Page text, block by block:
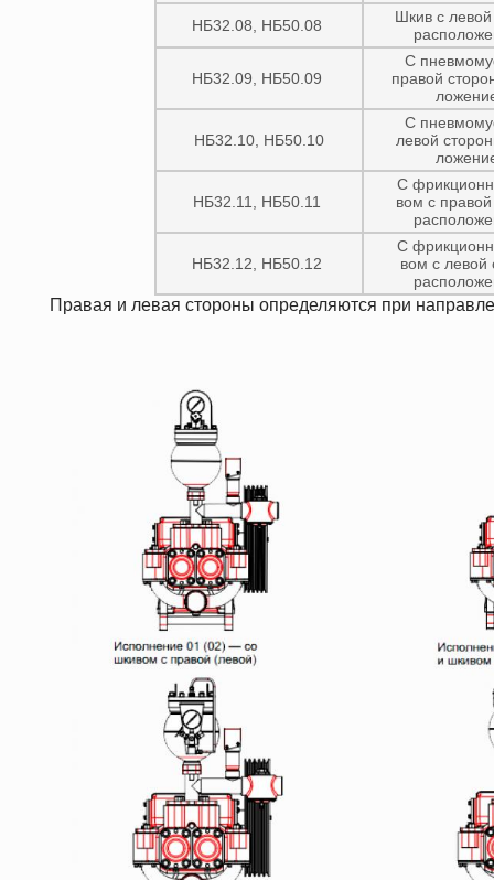
НБ32.08, НБ50.08
Шкив с
НБ32.09, НБ50.09
С
правой
НБ32.10, НБ50.10
С
левой
НБ32.11, НБ50.11
С
вом с
НБ32.12, НБ50.12
С
вом с левой
Правая и левая стороны определяются при